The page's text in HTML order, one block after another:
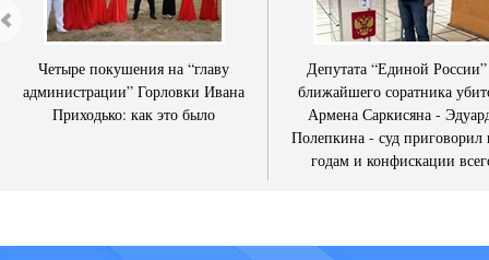
Четыре покушения на “главу
администрации” Горловки Ивана
Приходько: как это было
Депутата “Единой
ближайшего соратника
Армена Саркисяна -
Полепкина - суд приговорил
годам и конфискации